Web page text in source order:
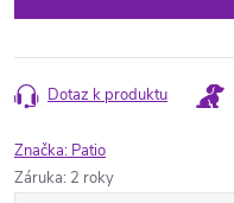
Dotaz k produktu
Značka: Patio
Záruka: 2 roky